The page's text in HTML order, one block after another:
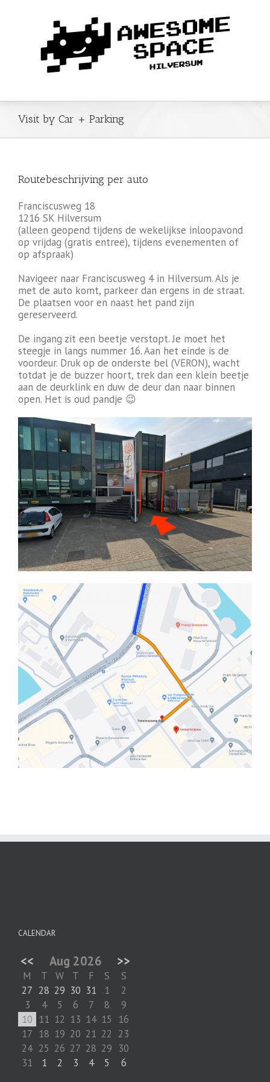
Visit by Car + Parking
Routebeschrijving per auto
Franciscusweg 18
1216 SK Hilversum
(alleen geopend tijdens de wekelijkse inloopavond
op vrijdag (gratis entree), tijdens evenementen of
op afspraak)
Navigeer naar Franciscusweg 4 in Hilversum. Als je
met de auto komt, parkeer dan ergens in de straat.
De plaatsen voor en naast het pand zijn
gereserveerd.
De ingang zit een beetje verstopt. Je moet het
steegje in langs nummer 16. Aan het einde is de
voordeur. Druk op de onderste bel (VERON), wacht
totdat je de buzzer hoort, trek dan een klein beetje
aan de deurklink en duw de deur dan naar binnen
open. Het is oud pandje 😉
CALENDAR
<< Aug 2026 >>
M T W T F S
S
27 28 29 30 31 1
2
3
4 5 6 7 8
9
10 11 12 13 14 15
16
17 18 19 20 21 22 23
24 25 26 27 28 29 30
31
1 2 3 4 5 6